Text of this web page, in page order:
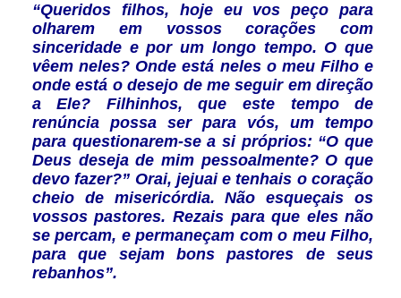
“Queridos filhos, hoje eu vos peço para
olharem em vossos corações com
sinceridade e por um longo tempo. O que
vêem neles? Onde está neles o meu Filho e
onde está o desejo de me seguir em direção
a Ele? Filhinhos, que este tempo de
renúncia possa ser para vós, um tempo
para questionarem-se a si próprios: “O que
Deus deseja de mim pessoalmente? O que
devo fazer?” Orai, jejuai e tenhais o coração
cheio de misericórdia. Não esqueçais os
vossos pastores. Rezais para que eles não
se percam, e permaneçam com o meu Filho,
para que sejam bons pastores de seus
rebanhos”.